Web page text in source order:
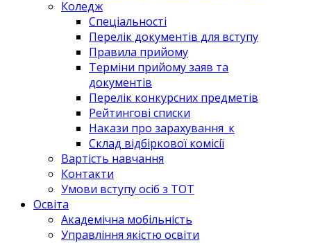
Коледж
Спеціальності
Перелік документів для вступу
Правила прийому
Терміни прийому заяв та
документів
Перелік конкурсних предметів
Рейтингові списки
Накази про зарахування_к
Склад відбіркової комісії
Вартість навчання
Контакти
Умови вступу осіб з ТОТ
Освіта
Академічна мобільність
Управління якістю освіти